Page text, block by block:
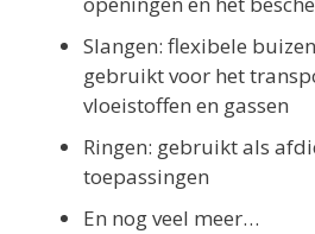
Slangen: flexibele
gebruikt voor het
vloeistoffen en gassen
Ringen: gebruikt als
toepassingen
En nog veel meer…